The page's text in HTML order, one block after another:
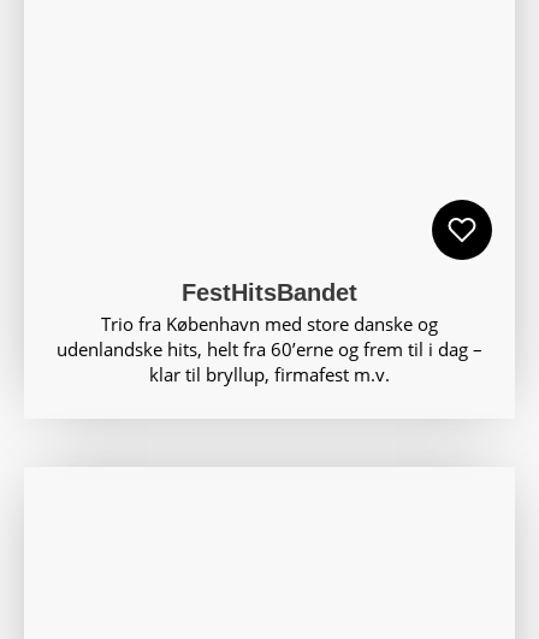
FestHitsBandet
Trio fra København med store danske og
udenlandske hits, helt fra 60’erne og frem til i dag –
klar til bryllup, firmafest m.v.